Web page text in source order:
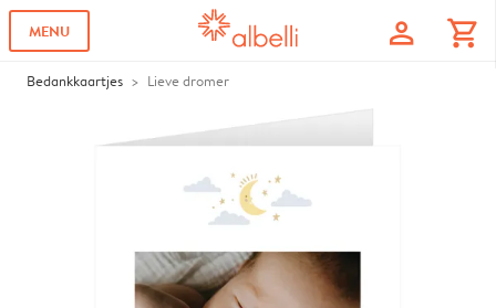
MENU profile shopping_cart
Bedankkaartjes Lieve dromer